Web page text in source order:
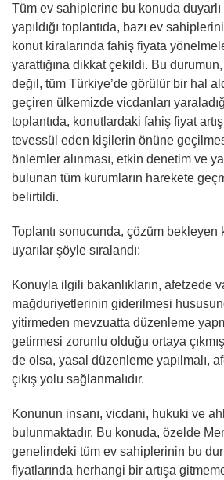
Tüm ev sahiplerine bu konuda duyarlı
yapıldığı toplantıda, bazı ev
konut kiralarında fahiş fiyata
yarattığına dikkat çekildi. Bu
değil, tüm Türkiye’de görülür bir hal
geçiren ülkemizde vicdanları
toplantıda, konutlardaki fahiş fiyat
tevessül eden kişilerin önüne
önlemler alınması, etkin denetim ve
bulunan tüm kurumların harekete
belirtildi.
Toplantı sonucunda, çözüm bekleyen
uyarılar şöyle sıralandı:
Konuyla ilgili bakanlıkların, afetzede
mağduriyetlerinin giderilmesi
yitirmeden mevzuatta düzenleme
getirmesi zorunlu olduğu ortaya
de olsa, yasal düzenleme yapılmalı,
çıkış yolu sağlanmalıdır.
Konunun insanı, vicdani, hukuki ve
bulunmaktadır. Bu konuda, özelde
genelindeki tüm ev sahiplerinin bu
fiyatlarında herhangi bir artışa